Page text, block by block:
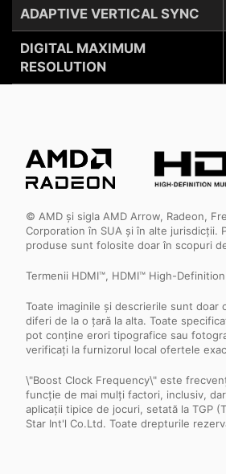
ADAPTIVE VERTICAL SYNC
DIGITAL MAXIMUM
RESOLUTION
© AMD și sigla AMD Arrow, Radeon,
Corporation în SUA și în alte jurisdicții.
produse sunt folosite doar în scopuri
Termenii HDMI™, HDMI™ High-
Toate imaginile și descrierile sunt
diferi de la o țară la alta. Toate
pot conține erori tipografice sau
verificați la furnizorul local ofertele
\"Boost Clock Frequency\" este
funcție de mai mulți factori, inclusiv,
aplicații tipice de jocuri, setată la TGP
Star Int'l Co.Ltd. Toate drepturile